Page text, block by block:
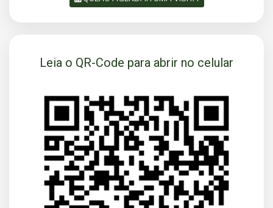
Leia o QR-Code para abrir no celular